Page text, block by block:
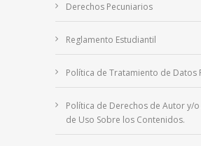
Derechos Pecuniarios
Reglamento Estudiantil
Política de Tratamiento de Datos
Política de Derechos de Autor y/
de Uso Sobre los Contenidos.